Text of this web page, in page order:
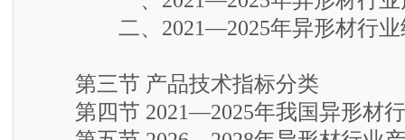
一、2021—2025年异形材行业产
二、2021—2025年异形材行业细
第三节 产品技术指标分类
第四节 2021—2025年我国异形材行